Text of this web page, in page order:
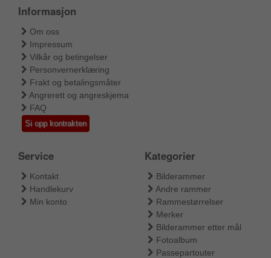
Informasjon
Om oss
Impressum
Vilkår og betingelser
Personvernerklæring
Frakt og betalingsmåter
Angrerett og angreskjema
FAQ
Si opp kontrakten
Service
Kontakt
Handlekurv
Min konto
Kategorier
Bilderammer
Andre rammer
Rammestørrelser
Merker
Bilderammer etter mål
Fotoalbum
Passepartouter